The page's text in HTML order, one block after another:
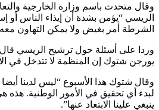
وقال متحدث باسم وزارة الخارجية
الريسي “يؤمن بشدة أن إيذاء الناس أو
الشرطة أمر بغيض ولا يمكن التهاون
وردا على أسئلة حول ترشيح الريسي قال
يورجن شتوك إن المنظمة لا تتدخل في
وقال شتوك هذا الأسبوع “ليس لدينا
لبدء أي تحقيق في الأمور الوطنية. هذه
ينبغي علينا الابتعاد عنها”.